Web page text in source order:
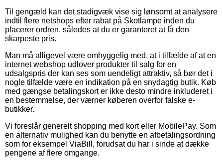
Til gengæld kan det stadigvæk vise sig lønsomt at analysere
indtil flere netshops efter rabat på Skotlampe inden du
placerer ordren, således at du er garanteret at få den
skarpeste pris.
Man må alligevel være omhyggelig med, at i tilfælde af at en
internet webshop udlover produkter til salg for en
udsalgspris der kan ses som uendeligt attraktiv, så bør det i
nogle tilfælde være en indikation på en snydagtig butik. Køb
med gængse betalingskort er ikke desto mindre inkluderet i
en bestemmelse, der værner køberen overfor falske e-
butikker.
Vi foreslår generelt shopping med kort eller MobilePay. Som
en alternativ mulighed kan du benytte en afbetalingsordning
som for eksempel ViaBill, forudsat du har i sinde at dække
pengene af flere omgange.